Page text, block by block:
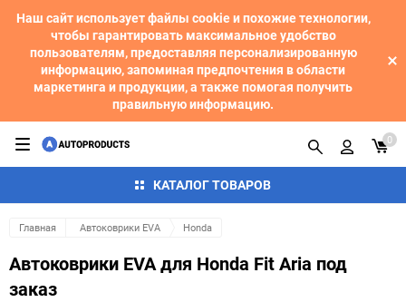
Наш сайт использует файлы cookie и похожие технологии,
чтобы гарантировать максимальное удобство
пользователям, предоставляя персонализированную
информацию, запоминая предпочтения в области
маркетинга и продукции, а также помогая получить
правильную информацию.
КАТАЛОГ ТОВАРОВ
0
Главная Автоковрики EVA Honda
Автоковрики EVA для Honda Fit Aria под
заказ